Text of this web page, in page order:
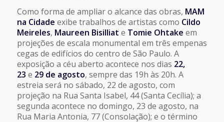
Como forma de ampliar o alcance das obras, MAM
na Cidade exibe trabalhos de artistas como Cildo
Meireles, Maureen Bisilliat e Tomie Ohtake em
projeções de escala monumental em três empenas
cegas de edifícios do centro de São Paulo. A
exposição a céu aberto acontece nos dias 22,
23 e 29 de agosto, sempre das 19h às 20h. A
estreia será no sábado, 22 de agosto, com
projeção na Rua Santa Isabel, 44 (Santa Cecília); a
segunda acontece no domingo, 23 de agosto, na
Rua Maria Antonia, 77 (Consolação); e o término